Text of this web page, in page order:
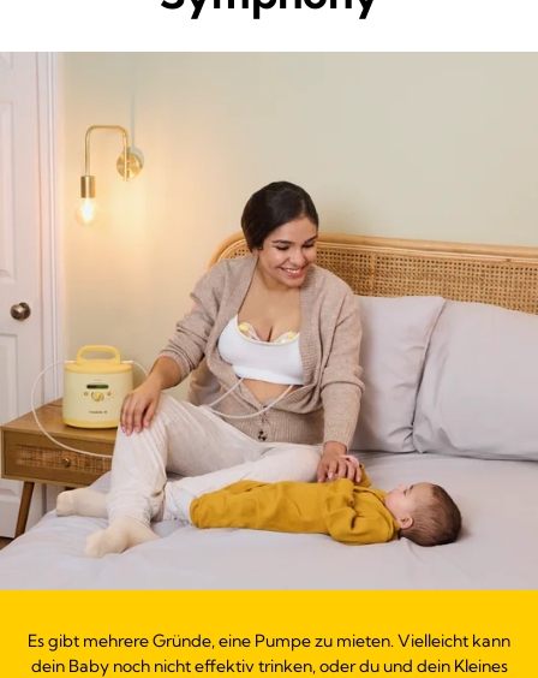
Es gibt mehrere Gründe, eine Pumpe zu mieten. Vielleicht kann
dein Baby noch nicht effektiv trinken, oder du und dein Kleines